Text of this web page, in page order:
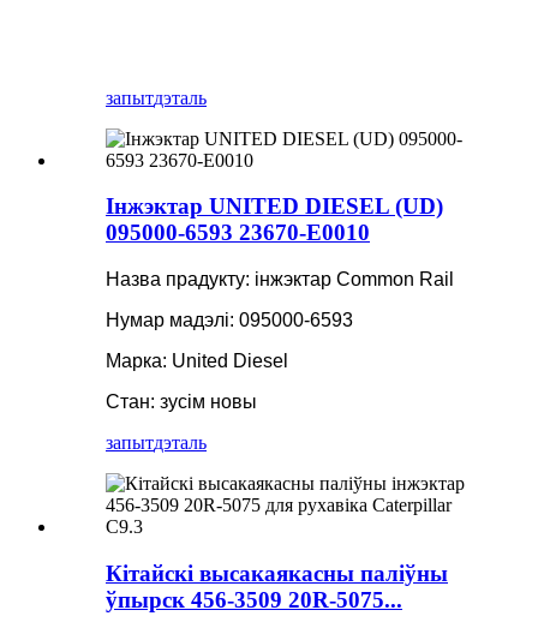
запытдэталь
Інжэктар UNITED DIESEL (UD)
095000-6593 23670-E0010
Назва прадукту: інжэктар Common Rail
Нумар мадэлі: 095000-6593
Марка: United Diesel
Стан: зусім новы
запытдэталь
Кітайскі высакаякасны паліўны
ўпырск 456-3509 20R-5075...